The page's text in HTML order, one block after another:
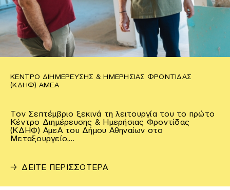
ΚΈΝΤΡΟ ΔΙΗΜΈΡΕΥΣΗΣ & ΗΜΕΡΉΣΙΑΣ ΦΡΟΝΤΊΔΑΣ
(ΚΔΗΦ) ΑΜΕΑ
Τον Σεπτέμβριο ξεκινά τη λειτουργία του το πρώτο
Κέντρο Διημέρευσης & Ημερήσιας Φροντίδας
(ΚΔΗΦ) ΑμεΑ του Δήμου Αθηναίων στο
Μεταξουργείο,…
→ ΔΕΙΤΕ ΠΕΡΙΣΣΟΤΕΡΑ